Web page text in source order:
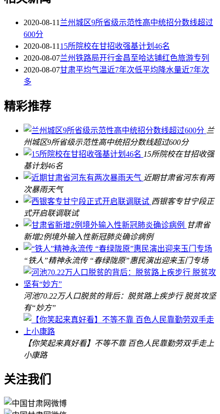
2020-08-11 兰州城区9所省级示范性高中统招分数线超过
600分
2020-08-11 15所院校在甘招收强基计划46名
2020-08-07兰州铁路局开行金昌至哈达铺红色旅游专列
2020-08-07甘肃平均气温近7年次低平均降水量近7年次
多
精彩推荐
兰
州城区9所省级示范性高中统招分数线超过600分
15所院校在甘招收强
基计划46名
近期甘肃省河东有两
次暴雨天气
西银客专甘宁段正
式开启联调联试
甘肃省
新增2例境外输入性新冠肺炎确诊病例
“铁人”精神永流传 “春绿陇原”惠民演出迎来玉门专场
河池70.22万人口脱贫的背后：脱贫路上疾步行 脱贫攻坚
有“妙方”
【你笑起来真好看】不等不靠 百色人民靠勤劳双手走上
小康路
关注我们